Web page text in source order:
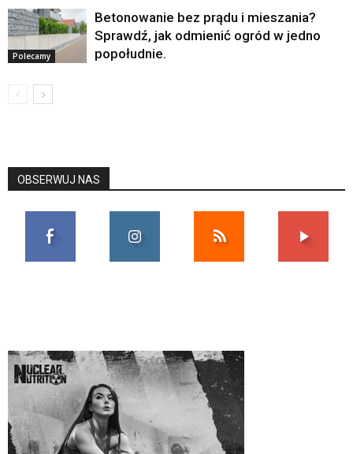
Polecamy
Betonowanie bez prądu i mieszania?
Sprawdź, jak odmienić ogród w jedno
popołudnie.
OBSERWUJ NAS